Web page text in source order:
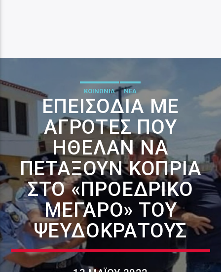
ΚΟΙΝΩΝΙΑ ΝΕΑ
ΕΠΕΙΣΌΔΙΑ ΜΕ
ΑΓΡΌΤΕΣ ΠΟΥ
ΉΘΕΛΑΝ ΝΑ
ΠΕΤΆΞΟΥΝ ΚΟΠΡΙΆ
ΣΤΟ «ΠΡΟΕΔΡΙΚΌ
ΜΈΓΑΡΟ» ΤΟΥ
ΨΕΥΔΟΚΡΆΤΟΥΣ